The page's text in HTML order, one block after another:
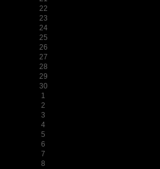
22
23
24
25
26
27
28
29
30
1
2
3
4
5
6
7
8